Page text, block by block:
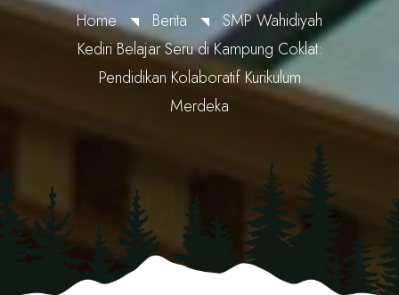
Home Berita
SMP Wahidiyah
Kediri Belajar Seru di Kampung Coklat:
Pendidikan Kolaboratif Kurikulum
Merdeka